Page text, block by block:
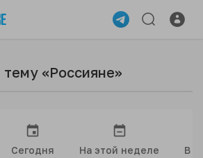
«Россияне»
Сегодня На этой неделе В